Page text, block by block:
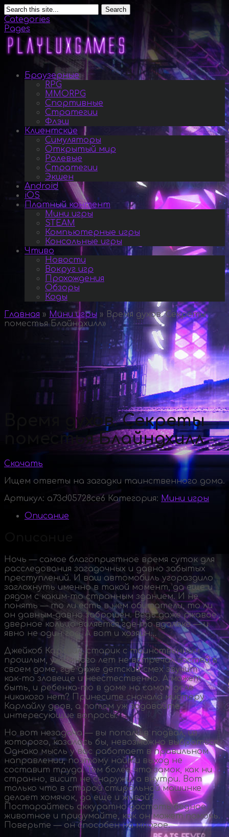
Search
Categories
Pages
Браузерные
RPG
MMORPG
Спортивные
Стратегии
Флэш
Клиентские
Симуляторы
Открытый мир
Ролевые
Стратегии
Экшен
Android
iOS
Платный контент
Мини игры
STEAM
Компьютерные игры
Консольные игры
Чтиво
Новости
Вокруг игр
Прохождения
Обзоры
Коды
Главная » Мини игры » Время духов. Секреты
поместья Блайндхилл»
Время духов. Секреты
поместья Блайндхилл
Скачать
Ищем ответы на загадки таинственного дома.
Артикул: a73d05728ce6 Категория: Мини игры
Описание
Ночь — самое благоприятное время суток для
расследования загадочных и давно забытых
преступлений. И ваш автомобиль угораздило
заглохнуть именно в такой момент, да еще и
рядом с каким-тостранным зданием. И не
понять — то ли есть в нем обитатели, то ли
он давным-давно заброшен. Ведь даже ржавое
дверное кольцо валяетсягде-товдалеке — и
явно не один год. А вот и хозяин…
Джейкоб Карлайл, старик с таинственным
прошлым, уже много лет не встречал гостей в
своем доме, где даже детский смех звучит
как-то зловеще и неестественно. А может
быть, и ребенка-то в доме на самом деле
никакого нет? Принесите сначала мистеру
Карлайлу дров, а потом уж задавайте
интересующие вопросы.
Но вот незадача — вы попали в подвал, из
которого, казалось бы, невозможно выбраться.
Однако мысль у вас работает в правильном
направлении, поэтому найти выход не
составит труда. Тем более что замок, как ни
странно, висит не снаружи, а внутри. Вот
только что в старой стиральной машинке
делает хомячок, да еще и живой?..
Постарайтесь аккуратно достать бедное
животное и придумайте, как он может помочь.
Поверьте — он способен на многое.